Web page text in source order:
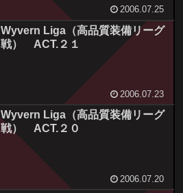
2006.07.25
Wyvern Liga（高品質装備リーグ
戦） ACT.２１
2006.07.23
Wyvern Liga（高品質装備リーグ
戦） ACT.２０
2006.07.20